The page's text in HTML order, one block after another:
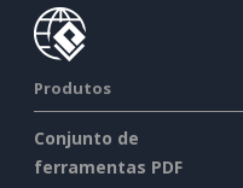
Produtos
Conjunto de
ferramentas PDF